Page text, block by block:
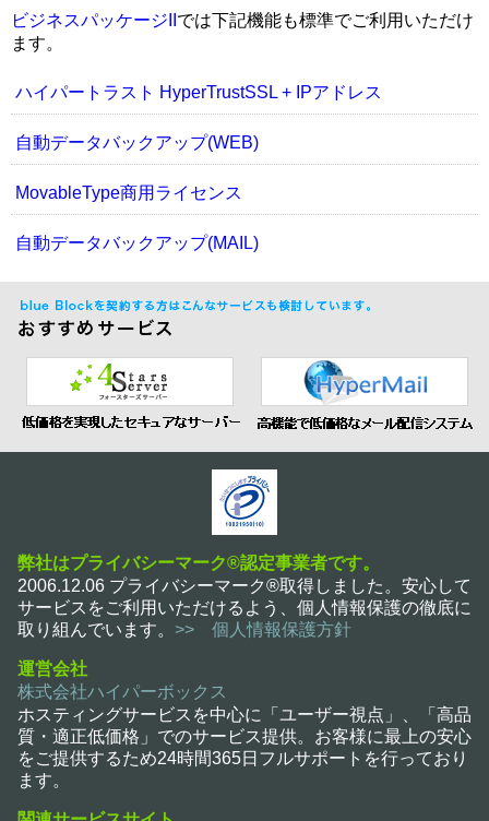
ビジネスパッケージII では下記機能も標準でご利用いただけ
ます。
ハイパートラスト HyperTrustSSL + IPアドレス
自動データバックアップ(WEB)
MovableType商用ライセンス
自動データバックアップ(MAIL)
弊社はプライバシーマーク®認定事業者です。
2006.12.06 プライバシーマーク®取得しました。安心して
サービスをご利用いただけるよう、個人情報保護の徹底に
取り組んでいます。 >> 個人情報保護方針
運営会社
株式会社ハイパーボックス
ホスティングサービスを中心に「ユーザー視点」、「高品
質・適正低価格」でのサービス提供。お客様に最上の安心
をご提供するため24時間365日フルサポートを行っており
ます。